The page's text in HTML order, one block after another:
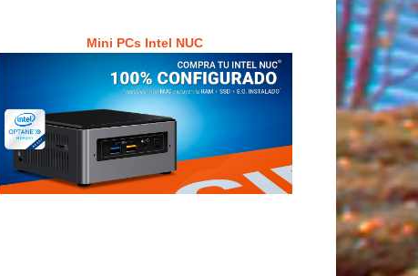
Mini PCs Intel NUC